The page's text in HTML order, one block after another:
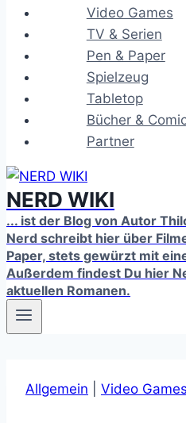
Video Games
TV & Serien
Pen & Paper
Spielzeug
Tabletop
Bücher &
Partner
NERD WIKI
... ist der Blog von Autor
Nerd schreibt hier über
Paper, stets gewürzt mit
Außerdem findest Du hier
aktuellen Romanen.
Allgemein Video Games